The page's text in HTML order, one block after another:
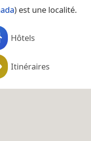
) est une localité.
Hôtels
Itinéraires